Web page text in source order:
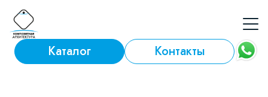
content
Каталог Контакты